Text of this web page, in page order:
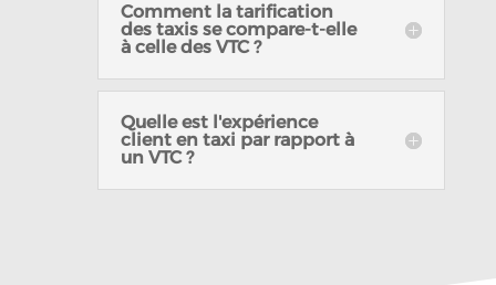
Comment la tarification
des taxis se compare-t-elle
à celle des VTC ?
Quelle est l'expérience
client en taxi par rapport à
un VTC ?